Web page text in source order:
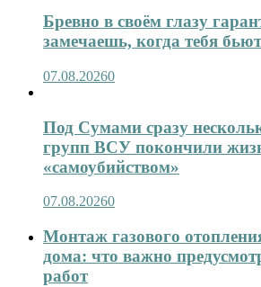
Бревно в своём глазу
замечаешь, когда тебя
07.08.20260
Под Сумами сразу
групп ВСУ покончили
«самоубийством»
07.08.20260
Монтаж газового
дома: что важно
работ